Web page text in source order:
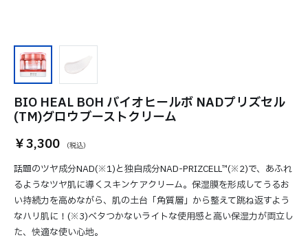
BIO HEAL BOH バイオヒールボ NADプリズセル
(TM)グロウブーストクリーム
￥3,300
話題のツヤ成分NAD(※1)と独自成分NAD-PRIZCELL™(※2)で、あふれ
るようなツヤ肌に導くスキンケアクリーム。保湿膜を形成してうるお
い持続力を高めながら、肌の土台「角質層」から整えて跳ね返すよう
なハリ肌に！(※3)ベタつかないライトな使用感と高い保湿力が両立し
た、快適な使い心地。